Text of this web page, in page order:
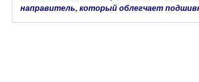
направитель, который облегчает